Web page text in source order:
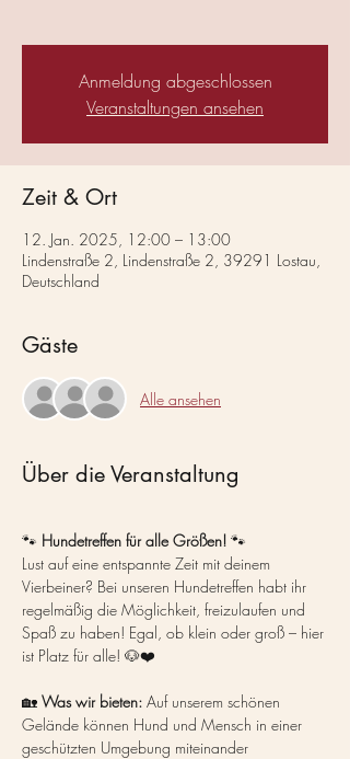
Anmeldung abgeschlossen
Veranstaltungen ansehen
Zeit & Ort
12. Jan. 2025, 12:00 – 13:00
Lindenstraße 2, Lindenstraße 2, 39291 Lostau,
Deutschland
Gäste
Alle ansehen
Über die Veranstaltung
🐾 Hundetreffen für alle Größen! 🐾
Lust auf eine entspannte Zeit mit deinem
Vierbeiner? Bei unseren Hundetreffen habt ihr
regelmäßig die Möglichkeit, freizulaufen und
Spaß zu haben! Egal, ob klein oder groß – hier
ist Platz für alle! 🐶❤️
🏡 Was wir bieten: Auf unserem schönen
Gelände können Hund und Mensch in einer
geschützten Umgebung miteinander